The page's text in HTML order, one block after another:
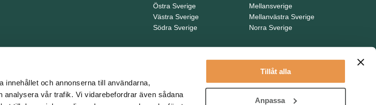
innehållet och annonserna till användarna,
vår trafik. Vi vidarebefordrar även sådana
Tillåt alla
Anpassa
Östra Sverige
Västra Sverige
Södra Sverige
Mellansverige
Mellanvästra Sverige
Norra Sverige